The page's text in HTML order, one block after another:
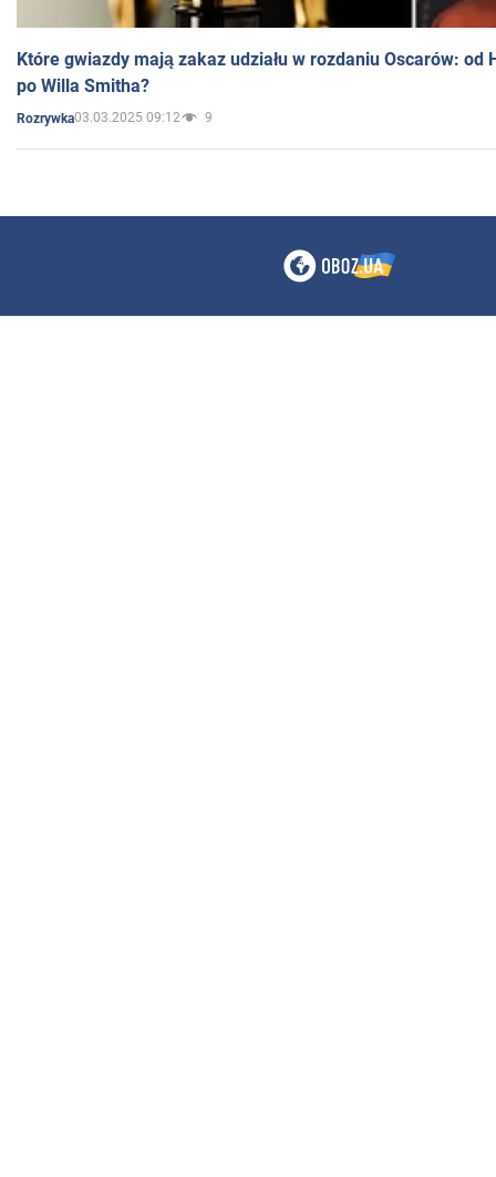
Które gwiazdy mają zakaz udziału w rozdaniu Oscarów: od
po Willa Smitha?
Rozrywka03.03.2025 09:12 9